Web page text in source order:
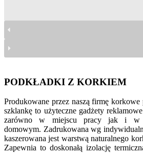
PODKŁADKI Z KORKIEM
Produkowane przez naszą firmę
szklankę to użyteczne gadżety
zarówno w miejscu pracy jak i w
domowym. Zadrukowana wg
kaszerowana jest warstwą naturalnego
Zapewnia to doskonałą izolację